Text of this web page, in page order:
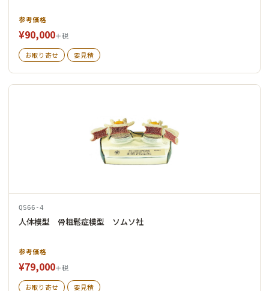
参考価格
¥90,000＋税
お取り寄せ 要見積
QS66-4
人体模型 骨粗鬆症模型 ソムソ社
参考価格
¥79,000＋税
お取り寄せ 要見積